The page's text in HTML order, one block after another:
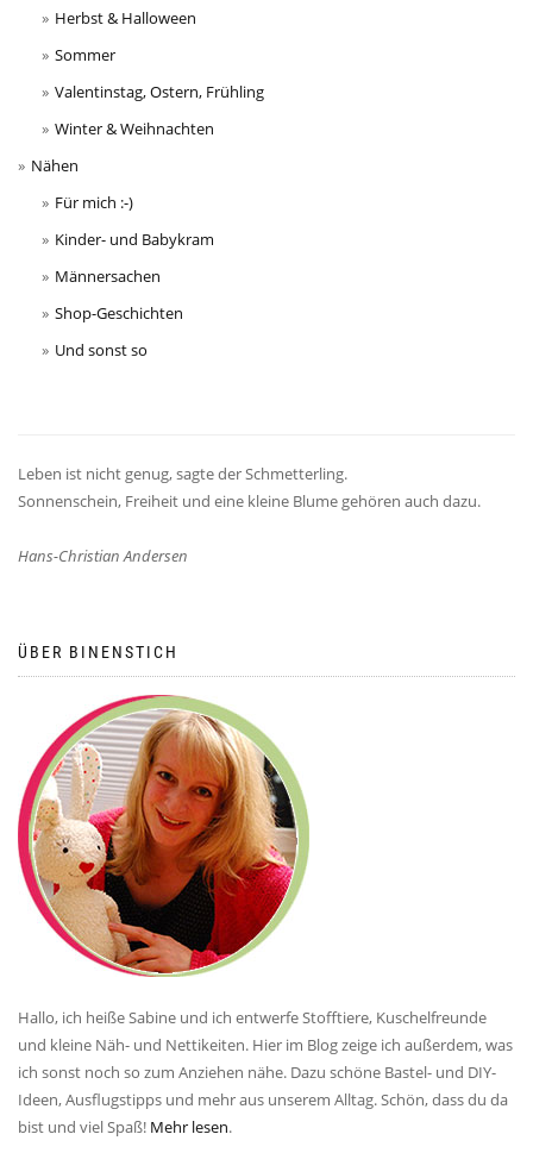
Herbst & Halloween
Sommer
Valentinstag, Ostern, Frühling
Winter & Weihnachten
Nähen
Für mich :-)
Kinder- und Babykram
Männersachen
Shop-Geschichten
Und sonst so
Leben ist nicht genug, sagte der Schmetterling.
Sonnenschein, Freiheit und eine kleine Blume gehören auch dazu.
Hans-Christian Andersen
ÜBER BINENSTICH
Hallo, ich heiße Sabine und ich entwerfe Stofftiere, Kuschelfreunde
und kleine Näh- und Nettikeiten. Hier im Blog zeige ich außerdem, was
ich sonst noch so zum Anziehen nähe. Dazu schöne Bastel- und DIY-
Ideen, Ausflugstipps und mehr aus unserem Alltag. Schön, dass du da
bist und viel Spaß! Mehr lesen.